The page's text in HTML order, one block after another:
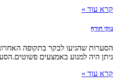
קרא עוד »
נזקי חורף
הסערות שהגיעו לבקר בתקופה
ניתן היה למנוע באמצעים
קרא עוד »